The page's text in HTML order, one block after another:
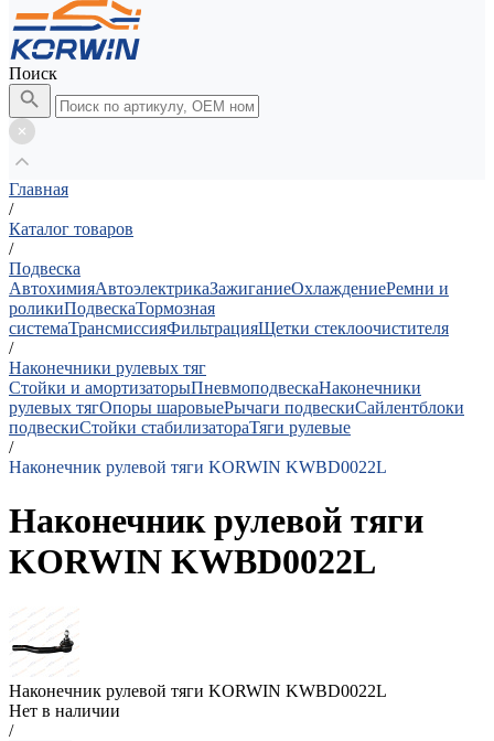
Поиск
Главная
/
Каталог товаров
/
Подвеска
АвтохимияАвтоэлектрикаЗажиганиеОхлаждениеРемни и
роликиПодвескаТормозная
системаТрансмиссияФильтрацияЩетки стеклоочистителя
/
Наконечники рулевых тяг
Стойки и амортизаторыПневмоподвескаНаконечники
рулевых тягОпоры шаровыеРычаги подвескиСайлентблоки
подвескиСтойки стабилизатораТяги рулевые
/
Наконечник рулевой тяги KORWIN KWBD0022L
Наконечник рулевой тяги
KORWIN KWBD0022L
Наконечник рулевой тяги KORWIN KWBD0022L
Нет в наличии
/